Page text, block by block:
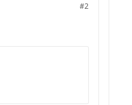
#2